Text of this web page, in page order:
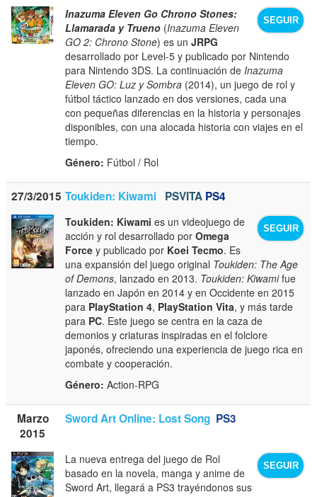
SEGUIR
Inazuma Eleven Go Chrono Stones:
Llamarada y Trueno (Inazuma Eleven
GO 2: Chrono Stone) es unJRPG
desarrollado por Level-5 y publicado por Nintendo
para Nintendo 3DS. La continuación de Inazuma
Eleven GO: Luz y Sombra (2014), un juego de rol y
fútbol táctico lanzado en dos versiones, cada una
con pequeñas diferencias en la historia y personajes
disponibles, con una alocada historia con viajes en el
tiempo.
Género: Fútbol / Rol
27/3/2015 Toukiden: Kiwami PSVITA PS4
SEGUIR
Toukiden: Kiwami es un videojuego de
acción y rol desarrollado porOmega
Force y publicado por Koei Tecmo. Es
una expansión del juego original Toukiden: The Age
of Demons, lanzado en 2013. Toukiden: Kiwamifue
lanzado en Japón en 2014 y en Occidente en 2015
para PlayStation 4, PlayStation Vita, y más tarde
para PC. Este juego se centra en la caza de
demonios y criaturas inspiradas en el folclore
japonés, ofreciendo una experiencia de juego rica en
combate y cooperación.
Género: Action-RPG
Marzo
2015
Sword Art Online: Lost Song PS3
SEGUIR
La nueva entrega del juego de Rol
basado en la novela, manga y anime de
Sword Art, llegará a PS3 trayéndonos sus